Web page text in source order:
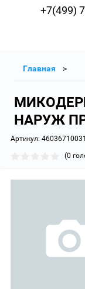
+7(499)
Главная
НАРУЖ
Артикул:
(0